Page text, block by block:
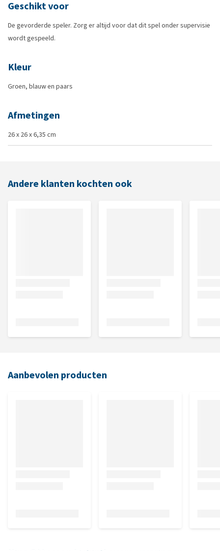
Geschikt voor
De gevorderde speler. Zorg er altijd voor dat dit spel onder supervisie
wordt gespeeld.
Kleur
Groen, blauw en paars
Afmetingen
26 x 26 x 6,35 cm
Andere klanten kochten ook
Aanbevolen producten